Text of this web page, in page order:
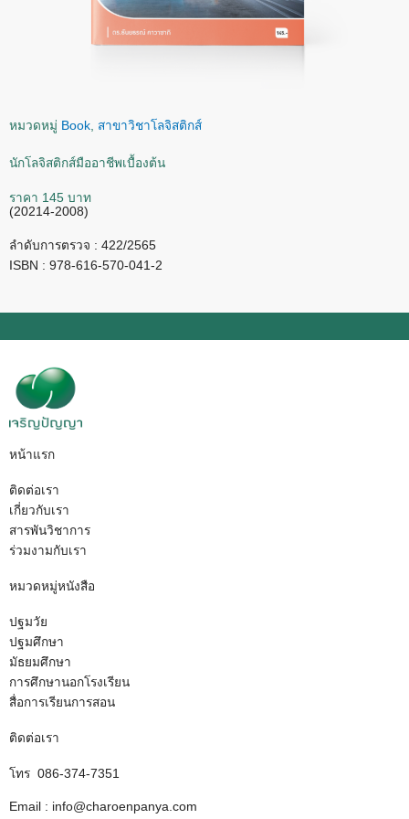
หมวดหมู่ Book, สาขาวิชาโลจิสติกส์
นักโลจิสติกส์มืออาชีพเบื้องต้น
ราคา 145 บาท
(20214-2008)
ลำดับการตรวจ : 422/2565
ISBN : 978-616-570-041-2
หน้าแรก
ติดต่อเรา
เกี่ยวกับเรา
สารพันวิชาการ
ร่วมงามกับเรา
หมวดหมู่หนังสือ
ปฐมวัย
ปฐมศึกษา
มัธยมศึกษา
การศึกษานอกโรงเรียน
สื่อการเรียนการสอน
ติดต่อเรา
โทร 086-374-7351
Email : info@charoenpanya.com